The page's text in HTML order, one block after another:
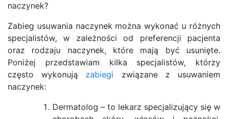
naczynek?
Zabieg usuwania naczynek można wykonać u różnych
specjalistów, w zależności od preferencji pacjenta
oraz rodzaju naczynek, które mają być usunięte.
Poniżej przedstawiam kilka specjalistów, którzy
często wykonują zabiegi związane z usuwaniem
naczynek:
Dermatolog – to lekarz specjalizujący się w